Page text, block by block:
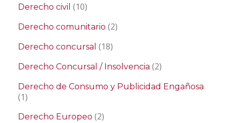
Derecho civil (10)
Derecho comunitario (2)
Derecho concursal (18)
Derecho Concursal / Insolvencia (2)
Derecho de Consumo y Publicidad Engañosa
(1)
Derecho Europeo (2)